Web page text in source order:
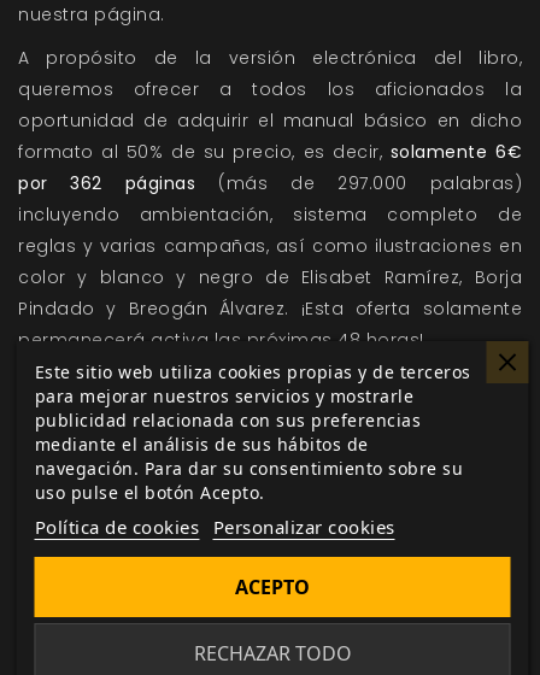
nuestra página.
A propósito de la versión electrónica del libro,
queremos ofrecer a todos los aficionados la
oportunidad de adquirir el manual básico en dicho
formato al 50% de su precio, es decir, solamente 6€
por 362 páginas (más de 297.000 palabras)
incluyendo ambientación, sistema completo de
reglas y varias campañas, así como ilustraciones en
color y blanco y negro de Elisabet Ramírez, Borja
Pindado y Breogán Álvarez. ¡Esta oferta solamente
permanecerá activa las próximas 48 horas!
También queremos aprovechar la ocasión para
recordar a los jugadores que ya dispongan de su
versión electrónica del libro, que podrán descargar la
versión revisada gratuitamente desde su área de
descarga personal, reemplazando el nuevo archivo
electrónico a la versión anterior.
Este sitio web utiliza cookies propias y de terceros
para mejorar nuestros servicios y mostrarle
publicidad relacionada con sus preferencias
mediante el análisis de sus hábitos de
navegación. Para dar su consentimiento sobre su
uso pulse el botón Acepto.
Política de cookies Personalizar cookies
RECHAZAR TODO
ACEPTO